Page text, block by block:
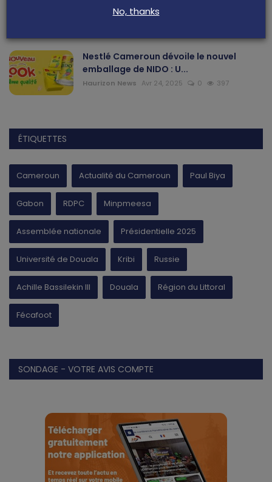
No, thanks
sanitaire des alime...
Nestlé Cameroun dévoile le nouvel
emballage de NIDO : U...
Haurizon News Avr 24, 2025 0 397
ÉTIQUETTES
Cameroun Actualité du Cameroun Paul Biya
Gabon RDPC Minpmeesa
Assemblée nationale Présidentielle 2025
Université de Douala Kribi Russie
Achille Bassilekin III Douala Région du Littoral
Fécafoot
SONDAGE - VOTRE AVIS COMPTE